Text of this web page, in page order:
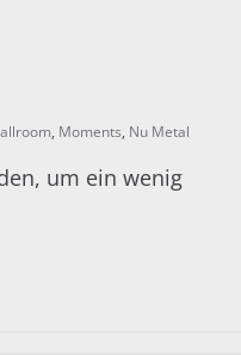
, Moments, Nu Metal
um ein wenig